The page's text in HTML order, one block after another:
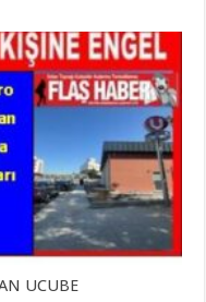
UCUBE